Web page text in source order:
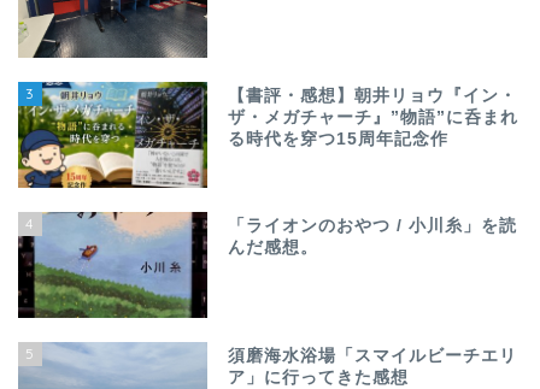
3
【書評・感想】朝井リョウ『イン・
ザ・メガチャーチ』”物語”に呑まれ
る時代を穿つ15周年記念作
4
「ライオンのおやつ / 小川糸」を読
んだ感想。
5
須磨海水浴場「スマイルビーチエリ
ア」に行ってきた感想